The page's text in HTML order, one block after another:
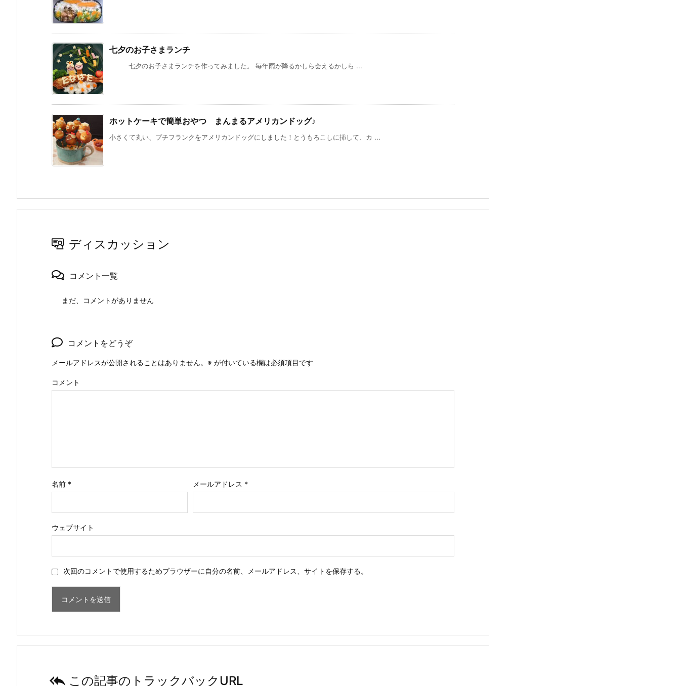
七夕のお子さまランチ
七夕のお子さまランチを作ってみました。 毎年雨が降るかしら会えるかしら ...
ホットケーキで簡単おやつ まんまるアメリカンドッグ♪
小さくて丸い、プチフランクをアメリカンドッグにしました！とうもろこしに挿して、カ ...
ディスカッション
コメント一覧
まだ、コメントがありません
コメントをどうぞ
メールアドレスが公開されることはありません。 ※ が付いている欄は必須項目です
コメント
名前 * メールアドレス *
ウェブサイト
次回のコメントで使用するためブラウザーに自分の名前、メールアドレス、サイトを保存する。
 この記事のトラックバックURL